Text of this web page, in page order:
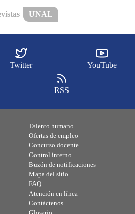
UNAL
Twitter YouTube
RSS
Talento humano
Ofertas de empleo
Concurso docente
Control interno
Buzón de notificaciones
Mapa del sitio
FAQ
Atención en línea
Contáctenos